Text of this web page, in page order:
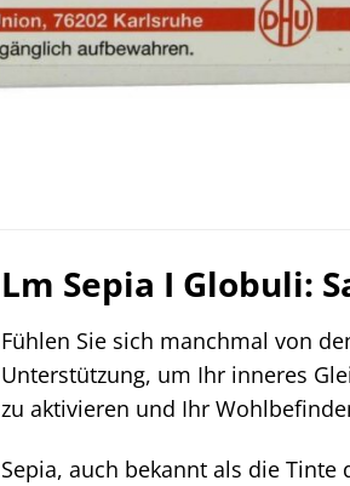
Lm Sepia I Globuli:
Fühlen Sie sich manchmal von
Unterstützung, um Ihr inneres
zu aktivieren und Ihr
Sepia, auch bekannt als die